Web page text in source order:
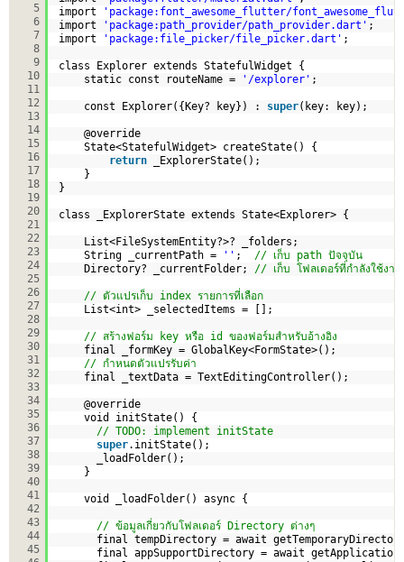
5
6
7
8
9
10
11
12
13
14
15
16
17
18
19
20
21
22
23
24
25
26
27
28
29
30
31
32
33
34
35
36
37
38
39
40
41
42
43
44
45
import
'package:font_awesome_flutter/
import
'package:path_provider/path_provider.dart' ;
import
'package:file_picker/file_picker.dart' ;
class Explorer extends StatefulWidget {
static const routeName =
'/explorer' ;
const Explorer({Key? key}) : super(key: key);
@override
State<StatefulWidget> createState() {
return
_ExplorerState();
}
}
class _ExplorerState extends State<Explorer> {
List<FileSystemEntity?>? _folders;
String _currentPath =
'' ; // เก็บ path ปัจจุบัน
Directory? _currentFolder; // เก็บ โฟลเดอร์ที่กำลังใช้งาน
// ตัวแปรเก็บ index รายการที่เลือก
List<int> _selectedItems = [];
// สร้างฟอร์ม key หรือ id ของฟอร์มสำหรับอ้างอิง
final _formKey = GlobalKey<FormState>();
// กำหนดตัวแปรรับค่า
final _textData = TextEditingController();
@override
void initState() {
// TODO: implement initState
super.initState();
_loadFolder();
}
void _loadFolder() async {
// ข้อมูลเกี่ยวกับโฟลเดอร์ Directory ต่างๆ
final tempDirectory = await
final appSupportDirectory = await